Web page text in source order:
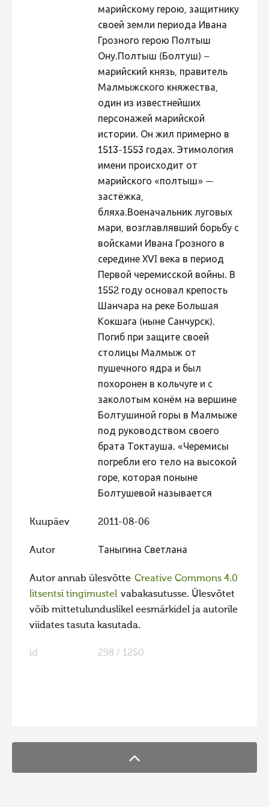
Hiite kuvavõistlus 2020
Hiite kuvavõistlus 2020 lisa
Liikuvad kuvad 2020
Hiite kuvavõistlus 2019
Hiite kuvavõistlus 2018
Hiite kuvavõistlus 2017
Hiite kuvavõistlus 2015
Hiite kuvavõistlus 2014
Hiite kuvavõistlus 2013
Hiite kuvavõistlus 2012
Hiite kuvavõistlus 2011
Hiite kuvavõistlus 2010
Hiite kuvavõistlus 2009
Hiite kuvavõistlus 2008
марийскому герою, защитнику
своей земли периода Ивана
Грозного герою Полтыш
Ону.Полтыш (Болтуш) –
марийский князь, правитель
Малмыжского княжества,
один из известнейших
персонажей марийской
истории. Он жил примерно в
1513-1553 годах. Этимология
имени происходит от
марийского «полтыш» —
застёжка,
бляха.Военачальник луговых
мари, возглавлявший борьбу с
войсками Ивана Грозного в
середине XVI века в период
Первой черемисской войны. В
1552 году основал крепость
Шанчара на реке Большая
Кокшага (ныне Санчурск).
Погиб при защите своей
столицы Малмыж от
пушечного ядра и был
похоронен в кольчуге и с
заколотым конём на вершине
Болтушиной горы в Малмыже
под руководством своего
брата Токтауша. «Черемисы
погребли его тело на высокой
горе, которая поныне
Болтушевой называется
Kuupäev 2011-08-06
Autor Таныгина Светлана
Autor annab ülesvõtte Creative Commons 4.0
litsentsi tingimustel vabakasutusse. Ülesvõtet
võib mittetulunduslikel eesmärkidel ja autorile
viidates tasuta kasutada.
id 298 / 1250